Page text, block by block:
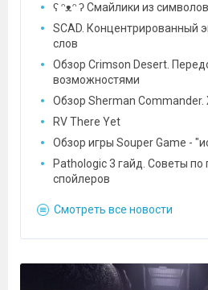
ʕ ᵔᴥᵔ ʔ Смайлики из
SCAD. Концентрированный
слов
Обзор Crimson Desert.
возможностями
Обзор Sherman
RV There Yet
Обзор игры Souper Game -
Pathologic 3 гайд. Советы
спойлеров
Смотреть все новости